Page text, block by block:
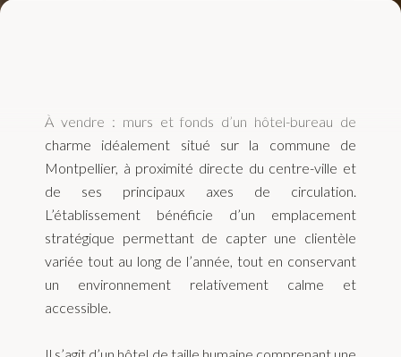
À vendre : murs et fonds d’un hôtel-bureau de
charme idéalement situé sur la commune de
Montpellier, à proximité directe du centre-ville et
de ses principaux axes de circulation.
L’établissement bénéficie d’un emplacement
stratégique permettant de capter une clientèle
variée tout au long de l’année, tout en conservant
un environnement relativement calme et
accessible.
Il s’agit d’un hôtel de taille humaine comprenant une